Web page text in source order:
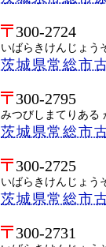
300-2724
いばらきけんじょう
茨城県常総市
300-2795
みつびしまてりある
茨城県常総市
300-2725
いばらきけんじょう
茨城県常総市
300-2731